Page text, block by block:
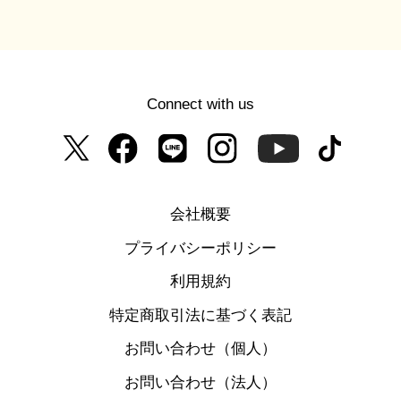
Connect with us
会社概要
プライバシーポリシー
利用規約
特定商取引法に基づく表記
お問い合わせ（個人）
お問い合わせ（法人）